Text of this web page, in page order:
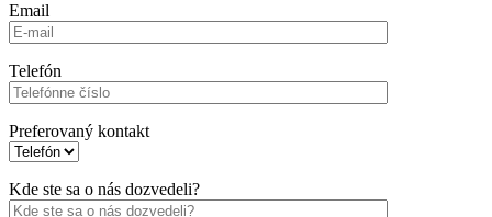
Email
Telefón
Preferovaný kontakt
Kde ste sa o nás dozvedeli?